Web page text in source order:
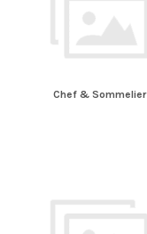
Chef & Sommelier